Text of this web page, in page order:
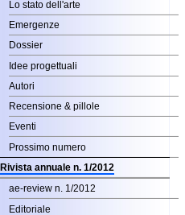
progettuali
& pillole
numero
annuale n. 1/2012
review n. 1/2012
stato dell'arte
che
delle
8
stato
più
Ma
Cina